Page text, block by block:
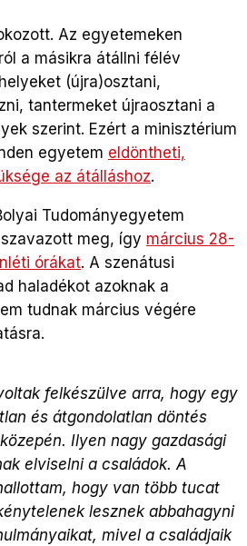
Az egyetemeken
a másikra átállni félév
(újra)osztani,
tantermeket újraosztani a
szerint. Ezért a minisztérium
egyetem eldöntheti,
az átálláshoz.
Tudományegyetem
meg, így március 28-
órákat. A szenátusi
haladékot azoknak a
tudnak március végére
felkészülve arra, hogy egy
és átgondolatlan döntés
Ilyen nagy gazdasági
elviselni a családok. A
hogy van több tucat
lesznek abbahagyni
mivel a családjaik